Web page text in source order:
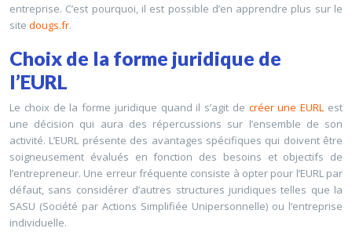
entreprise. C’est pourquoi, il est possible d’en apprendre plus sur le
site dougs.fr.
Choix de la forme juridique de
l’EURL
Le choix de la forme juridique quand il s’agit de créer une EURL est
une décision qui aura des répercussions sur l’ensemble de son
activité. L’EURL présente des avantages spécifiques qui doivent être
soigneusement évalués en fonction des besoins et objectifs de
l’entrepreneur. Une erreur fréquente consiste à opter pour l’EURL par
défaut, sans considérer d’autres structures juridiques telles que la
SASU (Société par Actions Simplifiée Unipersonnelle) ou l’entreprise
individuelle.